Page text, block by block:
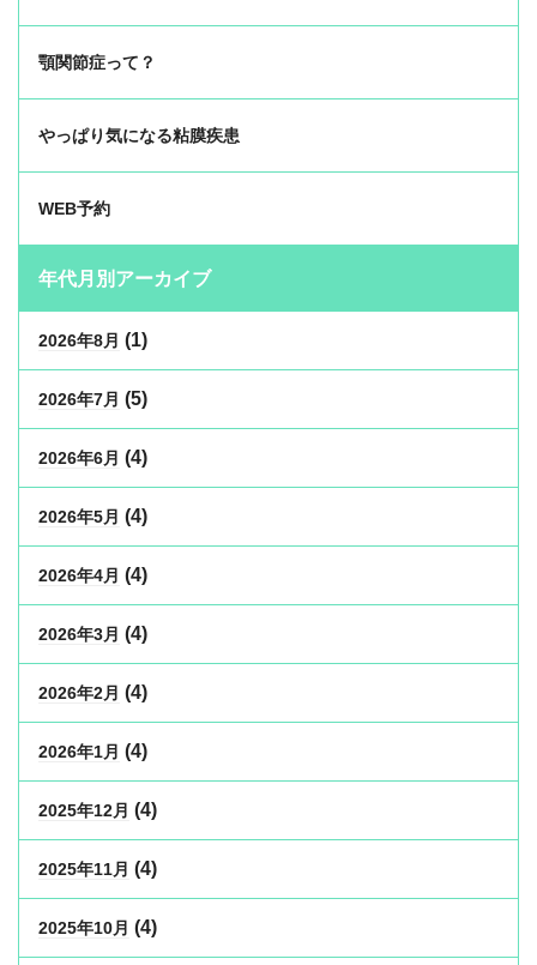
顎関節症って？
やっぱり気になる粘膜疾患
WEB予約
年代月別アーカイブ
2026年8月 (1)
2026年7月 (5)
2026年6月 (4)
2026年5月 (4)
2026年4月 (4)
2026年3月 (4)
2026年2月 (4)
2026年1月 (4)
2025年12月 (4)
2025年11月 (4)
2025年10月 (4)